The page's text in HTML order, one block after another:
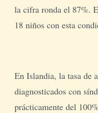
la cifra ronda el 87%.
18 niños con esta
En Islandia, la tasa de
diagnosticados con
prácticamente del